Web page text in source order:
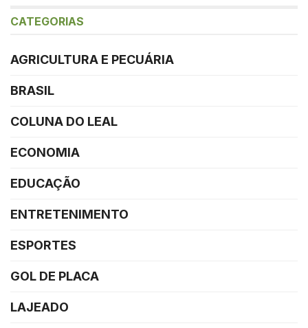
CATEGORIAS
AGRICULTURA E PECUÁRIA
BRASIL
COLUNA DO LEAL
ECONOMIA
EDUCAÇÃO
ENTRETENIMENTO
ESPORTES
GOL DE PLACA
LAJEADO